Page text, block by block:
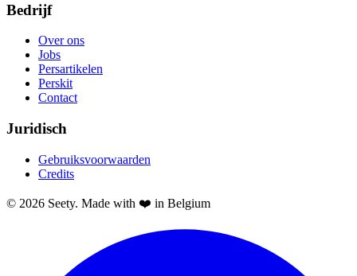
Bedrijf
Over ons
Jobs
Persartikelen
Perskit
Contact
Juridisch
Gebruiksvoorwaarden
Credits
© 2026 Seety. Made with ❤️ in Belgium